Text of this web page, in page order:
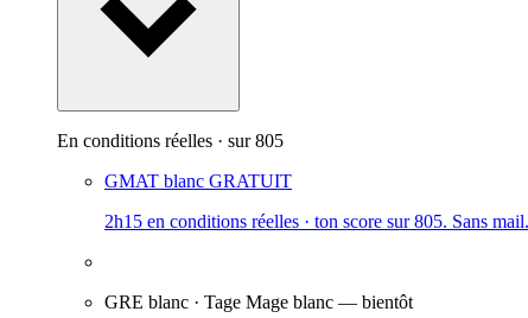
En conditions réelles · sur 805
GMAT blanc GRATUIT
2h15 en conditions réelles · ton score sur 805. Sans mail.
GRE blanc · Tage Mage blanc — bientôt